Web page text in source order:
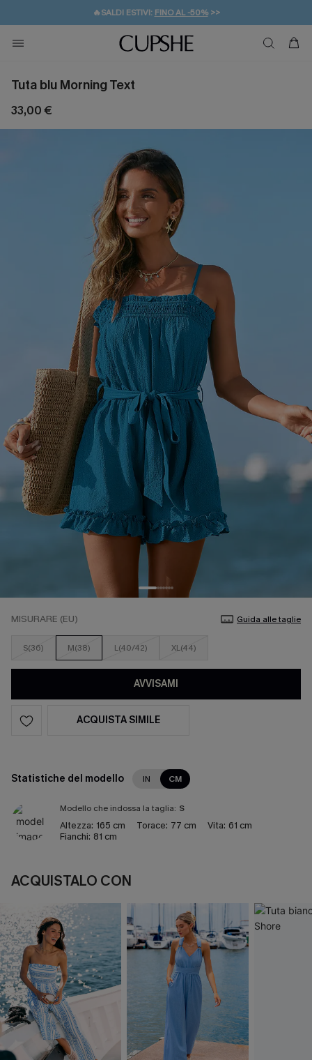
🔥SALDI ESTIVI: FINO AL -50%>>
🚚SPEDIZIONE GRATUITA DA 49€
💌REGALO PER I NUOVI: 20% DI SCONTO*
Tuta blu Morning Text
33,00 €
MISURARE (EU) Guida alle taglie
S(36) M(38) L(40/42) XL(44)
AVVISAMI
ACQUISTA SIMILE
Statistiche del modello IN CM
Modello che indossa la taglia: S
Altezza: 165 cm Torace: 77 cm Vita: 61 cm
Fianchi: 81 cm
ACQUISTALO CON